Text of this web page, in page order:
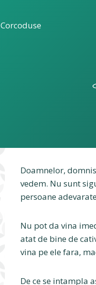
Corcoduse
Doamnelor,
vedem. Nu sunt
persoane
Nu pot da vina
atat de bine de
vina pe ele fara,
De ce se intampla